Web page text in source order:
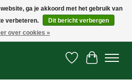
Onze oncourse Golfshop in Dordrecht is
Verlanglijst
ga je akkoord met het gebruik van
verbeteren.
Dit bericht verbergen
over cookies »